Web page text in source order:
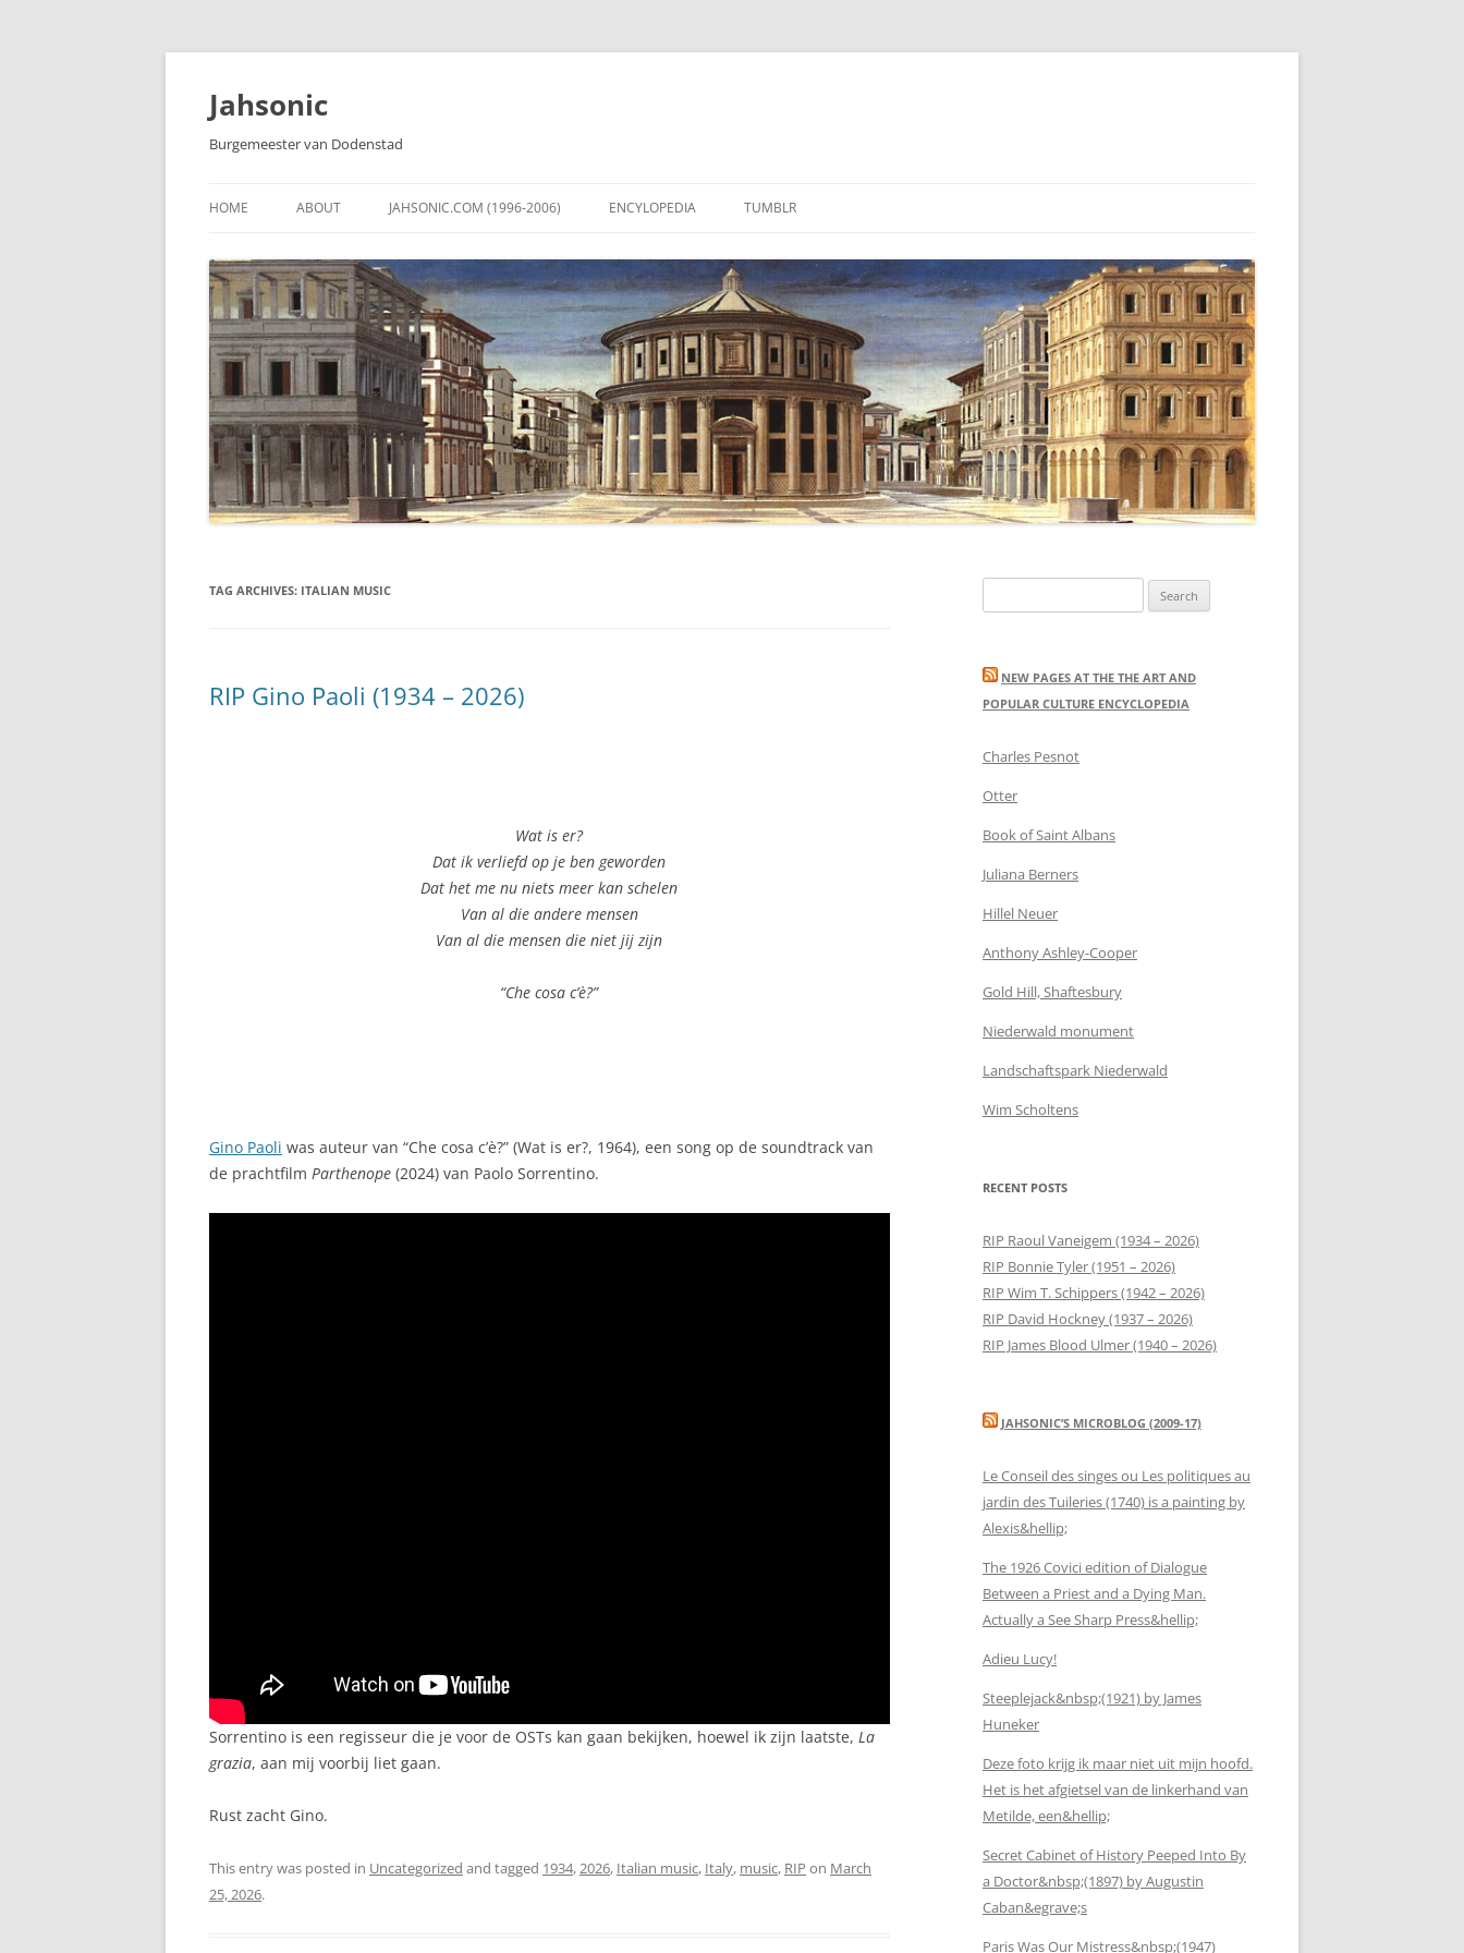
Skip
content
Jahsonic
Burgemeester van Dodenstad
HOME ABOUT JAHSONIC.COM (1996-2006) ENCYLOPEDIA TUMBLR
TAG ARCHIVES: ITALIAN MUSIC
RIP Gino Paoli (1934 – 2026)
Wat is er?
Dat ik verliefd op je ben geworden
Dat het me nu niets meer kan schelen
Van al die andere mensen
Van al die mensen die niet jij zijn
“Che cosa c’è?”
Gino Paoli was auteur van “Che cosa c’è?” (Wat is er?, 1964), een song op de soundtrack van
de prachtfilm Parthenope (2024) van Paolo Sorrentino.
Sorrentino is een regisseur die je voor de OSTs kan gaan bekijken, hoewel ik zijn laatste, La
grazia, aan mij voorbij liet gaan.
Rust zacht Gino.
This entry was posted in Uncategorized and tagged 1934,2026, Italian music, Italy, music, RIP on March
25, 2026.
for:
NEW PAGES AT THE THE ART AND
POPULAR CULTURE ENCYCLOPEDIA
Charles Pesnot
Otter
Book of Saint Albans
Juliana Berners
Hillel Neuer
Anthony Ashley-Cooper
Gold Hill, Shaftesbury
Niederwald monument
Landschaftspark Niederwald
Wim Scholtens
RECENT POSTS
RIP Raoul Vaneigem (1934 – 2026)
RIP Bonnie Tyler (1951 – 2026)
RIP Wim T. Schippers (1942 – 2026)
RIP David Hockney (1937 – 2026)
RIP James Blood Ulmer (1940 – 2026)
JAHSONIC’S MICROBLOG (2009-17)
Le Conseil des singes ou Les politiques au
jardin des Tuileries (1740) is a painting by
Alexis&hellip;
The 1926 Covici edition of Dialogue
Between a Priest and a Dying Man.
Actually a See Sharp Press&hellip;
Adieu Lucy!
Steeplejack&nbsp;(1921) by James
Huneker
Deze foto krijg ik maar niet uit mijn hoofd.
Het is het afgietsel van de linkerhand van
Metilde, een&hellip;
Secret Cabinet of History Peeped Into By
a Doctor&nbsp;(1897) by Augustin
Caban&egrave;s
Paris Was Our Mistress&nbsp;(1947)